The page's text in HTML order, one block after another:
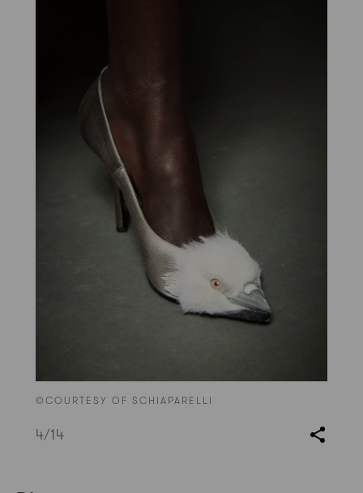
©COURTESY OF SCHIAPARELLI
4/14